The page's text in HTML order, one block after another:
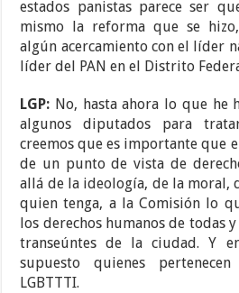
estados panistas parece ser
mismo la reforma que se
algún acercamiento con el líder
líder del PAN en el Distrito
LGP: No, hasta ahora lo que he
algunos diputados para
creemos que es importante que
de un punto de vista de
allá de la ideología, de la moral,
quien tenga, a la Comisión lo
los derechos humanos de todas
transeúntes de la ciudad. Y
supuesto quienes
LGBTTTI.